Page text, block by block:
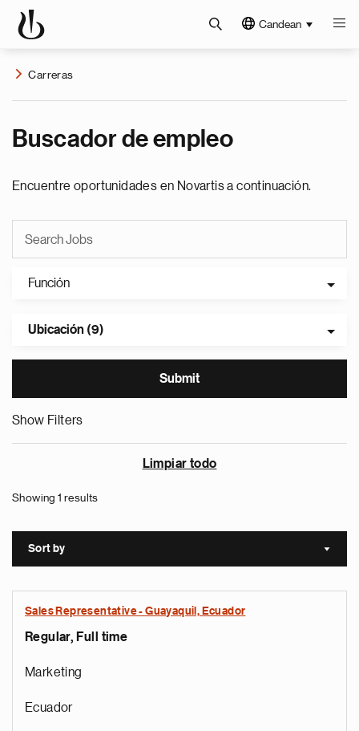
Candean
Carreras
Buscador de empleo
Encuentre oportunidades en Novartis a continuación.
Función
Ubicación (9)
Show Filters
Limpiar todo
Showing 1 results
Sort by Sort
Sales Representative - Guayaquil, Ecuador
Regular, Full time
Marketing
Ecuador